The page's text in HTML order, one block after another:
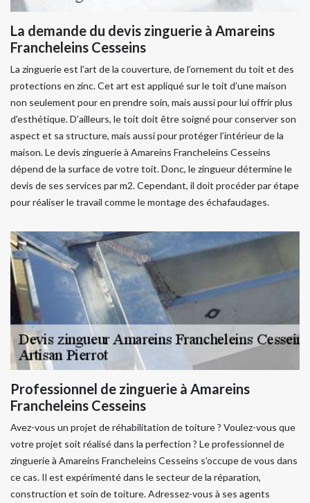
La demande du devis zinguerie à Amareins
Francheleins Cesseins
La zinguerie est l’art de la couverture, de l’ornement du toit et des
protections en zinc. Cet art est appliqué sur le toit d’une maison
non seulement pour en prendre soin, mais aussi pour lui offrir plus
d'esthétique. D’ailleurs, le toit doit être soigné pour conserver son
aspect et sa structure, mais aussi pour protéger l’intérieur de la
maison. Le devis zinguerie à Amareins Francheleins Cesseins
dépend de la surface de votre toit. Donc, le zingueur détermine le
devis de ses services par m2. Cependant, il doit procéder par étape
pour réaliser le travail comme le montage des échafaudages.
Professionnel de zinguerie à Amareins
Francheleins Cesseins
Avez-vous un projet de réhabilitation de toiture ? Voulez-vous que
votre projet soit réalisé dans la perfection ? Le professionnel de
zinguerie à Amareins Francheleins Cesseins s’occupe de vous dans
ce cas. Il est expérimenté dans le secteur de la réparation,
construction et soin de toiture. Adressez-vous à ses agents